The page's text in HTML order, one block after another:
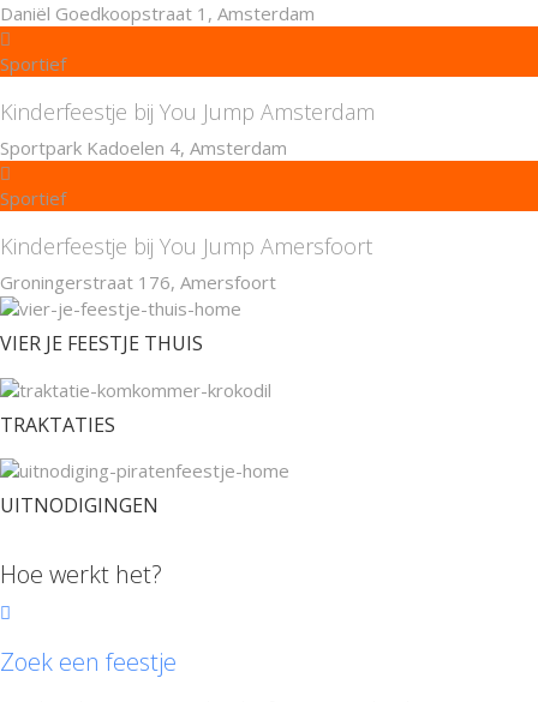
Daniël Goedkoopstraat 1, Amsterdam
Sportief
Kinderfeestje bij You Jump Amsterdam
Sportpark Kadoelen 4, Amsterdam
Sportief
Kinderfeestje bij You Jump Amersfoort
Groningerstraat 176, Amersfoort
VIER JE FEESTJE THUIS
TRAKTATIES
UITNODIGINGEN
Hoe werkt het?
Zoek een feestje